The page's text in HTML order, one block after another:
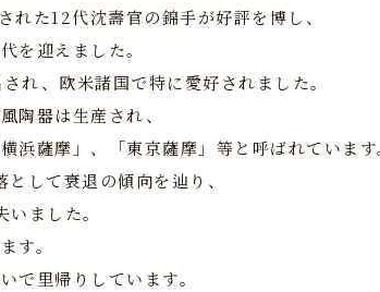
た12代沈壽官の錦手が好評を博し、
を迎えました。
れ、欧米諸国で特に愛好されました。
陶器は生産され、
浜薩摩」、「東京薩摩」等と呼ばれています
して衰退の傾向を辿り、
ました。
す。
で里帰りしています。